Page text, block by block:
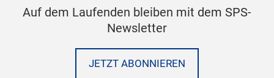
Auf dem Laufenden bleiben mit dem SPS-
Newsletter
JETZT ABONNIEREN